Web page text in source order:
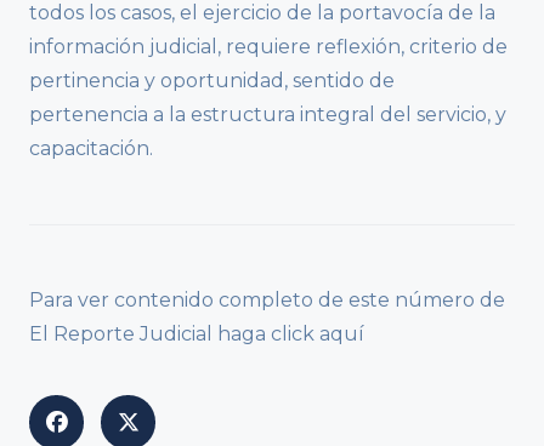
todos los casos, el ejercicio de la portavocía de la
información judicial, requiere reflexión, criterio de
pertinencia y oportunidad, sentido de
pertenencia a la estructura integral del servicio, y
capacitación.
Para ver contenido completo de este número de
El Reporte Judicial haga click aquí